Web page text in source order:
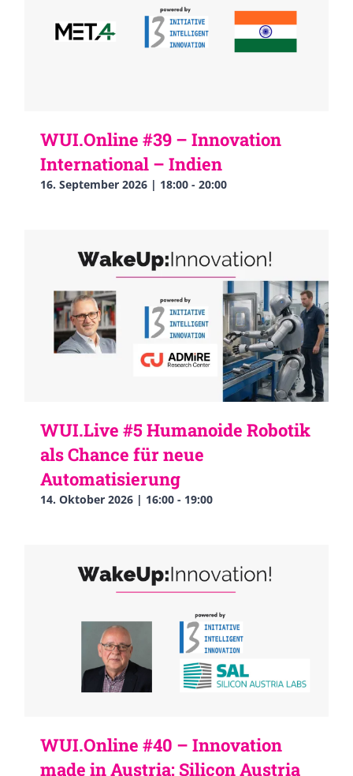
WUI.Online #39 – Innovation
International – Indien
16. September 2026 | 18:00 - 20:00
WUI.Live #5 Humanoide Robotik
als Chance für neue
Automatisierung
14. Oktober 2026 | 16:00 - 19:00
WUI.Online #40 – Innovation
made in Austria: Silicon Austria